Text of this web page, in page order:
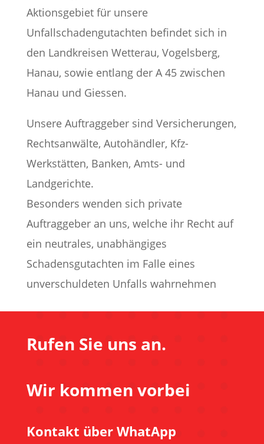
Aktionsgebiet für unsere
Unfallschadengutachten befindet sich in
den Landkreisen Wetterau, Vogelsberg,
Hanau, sowie entlang der A 45 zwischen
Hanau und Giessen.
Unsere Auftraggeber sind Versicherungen,
Rechtsanwälte, Autohändler, Kfz-
Werkstätten, Banken, Amts- und
Landgerichte.
Besonders wenden sich private
Auftraggeber an uns, welche ihr Recht auf
ein neutrales, unabhängiges
Schadensgutachten im Falle eines
unverschuldeten Unfalls wahrnehmen
Rufen Sie uns an.
Wir kommen vorbei
Kontakt über WhatApp